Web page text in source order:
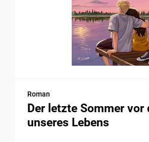
Roman
Der letzte Sommer vor
unseres Lebens